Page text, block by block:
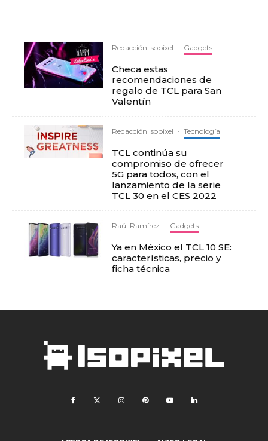
Redacción Isopixel · Gadgets
Checa estas
recomendaciones de
regalo de TCL para San
Valentín
Redacción Isopixel · Tecnología
TCL continúa su
compromiso de ofrecer
5G para todos, con el
lanzamiento de la serie
TCL 30 en el CES 2022
Raúl Ramírez · Gadgets
Ya en México el TCL 10 SE:
características, precio y
ficha técnica